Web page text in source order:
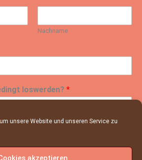
unsere Website und unseren Service zu
akzeptieren
Nachname
loswerden? *